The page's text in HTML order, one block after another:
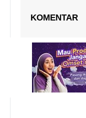
KOMENTAR